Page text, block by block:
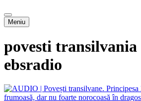
Meniu
povesti
ebsradio